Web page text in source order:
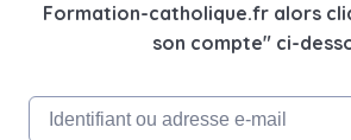
Formation-catholique.fr alors
son compte" ci-